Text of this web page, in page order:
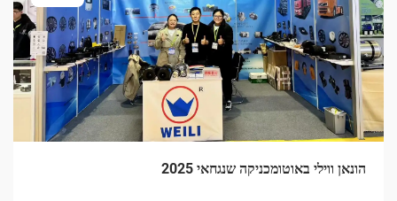
הונאן ווילי באוטומכניקה שנגחאי 2025